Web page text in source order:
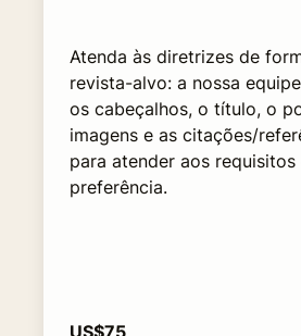
Atenda às diretrizes de
revista-alvo: a nossa
os cabeçalhos, o título, o
imagens e as citações/
para atender aos
preferência.
US$75